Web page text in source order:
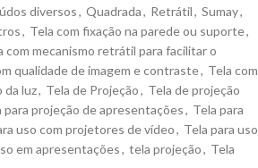
diversos, Quadrada, Retrátil, Sumay,
, Tela com fixação na parede ou suporte,
com mecanismo retrátil para facilitar o
qualidade de imagem e contraste, Tela com
da luz, Tela de Projeção, Tela de projeção
para projeção de apresentações, Tela para
uso com projetores de vídeo, Tela para uso
em apresentações, tela projeção, Tela